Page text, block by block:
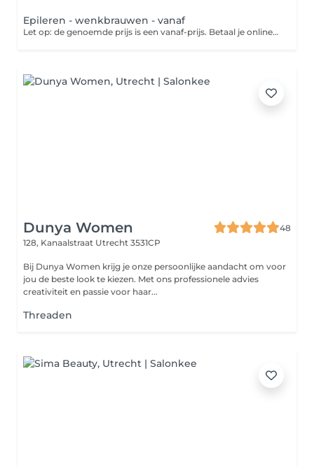
Epileren - wenkbrauwen - vanaf
Let op: de genoemde prijs is een vanaf-prijs. Betaal je online? Dan wordt het eventuele prijsverschil verrekend in de salon.
Dunya Women
48
128, Kanaalstraat Utrecht 3531CP
Bij Dunya Women krijg je onze persoonlijke aandacht om voor
jou de beste look te kiezen. Met ons professionele advies
creativiteit en passie voor haar...
Threaden